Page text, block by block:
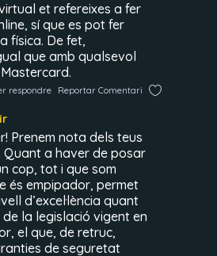
et refereixes a fer
sí que es pot fer
física. De fet,
que amb qualsevol
respondre Reportar Comentari
Prenem nota dels teus
Quant a haver de posar
cop, tot i que som
és empipador, permet
d’excel·lència quant
la legislació vigent en
el que, de retruc,
de seguretat